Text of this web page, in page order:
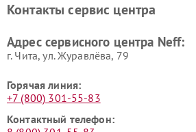
Контакты сервис центра
Адрес сервисного центра Neff:
г. Чита, ул. Журавлёва, 79
Горячая линия:
+7 (800) 301-55-83
Контактный телефон: